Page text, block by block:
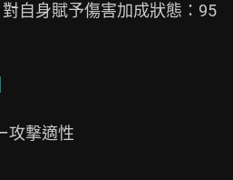
對自身賦予傷害加成狀態：95
攻撃適性